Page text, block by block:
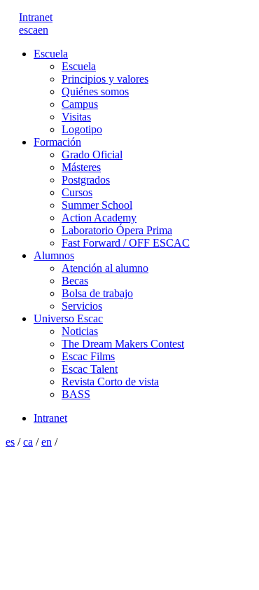
Intranet
escaen
Escuela
Escuela
Principios y valores
Quiénes somos
Campus
Visitas
Logotipo
Formación
Grado Oficial
Másteres
Postgrados
Cursos
Summer School
Action Academy
Laboratorio Ópera Prima
Fast Forward / OFF ESCAC
Alumnos
Atención al alumno
Becas
Bolsa de trabajo
Servicios
Universo Escac
Noticias
The Dream Makers Contest
Escac Films
Escac Talent
Revista Corto de vista
BASS
Intranet
es /ca /en /